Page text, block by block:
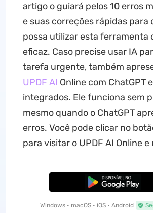
artigo o guiará pelos 10 erros
e suas correções rápidas para
possa utilizar esta ferramenta
eficaz. Caso precise usar IA
tarefa urgente, também
UPDF AI Online com ChatGPT e
integrados. Ele funciona sem
mesmo quando o ChatGPT
erros. Você pode clicar no
para visitar o UPDF AI Online e
Baixar Grátis
Windows • macOS • iOS • Android